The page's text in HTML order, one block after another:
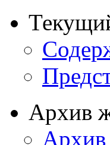
Архив
Архив